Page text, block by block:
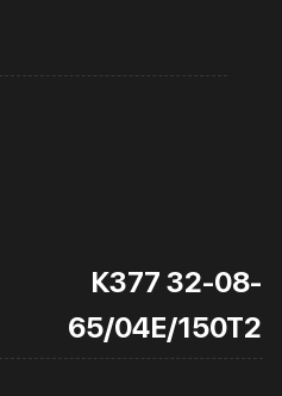
К377 32-08-
65/04Е/150Т2